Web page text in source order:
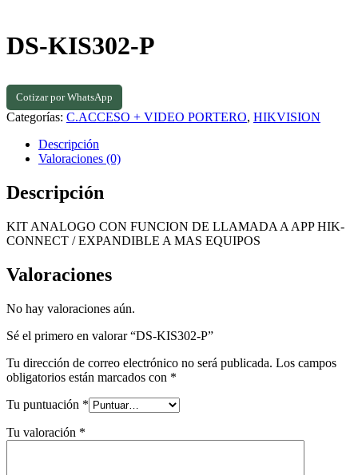
DS-KIS302-P
Cotizar por WhatsApp
Categorías: C.ACCESO + VIDEO PORTERO, HIKVISION
Descripción
Valoraciones (0)
Descripción
KIT ANALOGO CON FUNCION DE LLAMADA A APP HIK-
CONNECT / EXPANDIBLE A MAS EQUIPOS
Valoraciones
No hay valoraciones aún.
Sé el primero en valorar “DS-KIS302-P”
Tu dirección de correo electrónico no será publicada. Los campos
obligatorios están marcados con *
Tu puntuación *
Tu valoración *